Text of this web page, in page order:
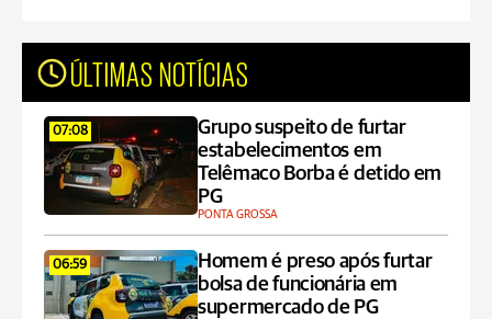
ÚLTIMAS NOTÍCIAS
07:08
Grupo suspeito de furtar
estabelecimentos em
Telêmaco Borba é detido em
PG
PONTA GROSSA
06:59
Homem é preso após furtar
bolsa de funcionária em
supermercado de PG